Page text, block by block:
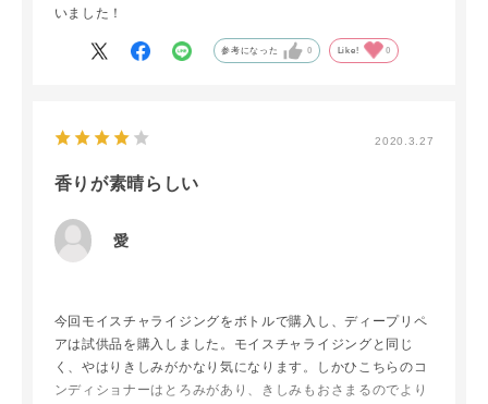
いました！
参考になった 0 Like! 0
2020.3.27
香りが素晴らしい
愛
今回モイスチャライジングをボトルで購入し、ディープリペ
アは試供品を購入しました。モイスチャライジングと同じ
く、やはりきしみがかなり気になります。しかひこちらのコ
ンディショナーはとろみがあり、きしみもおさまるのでより